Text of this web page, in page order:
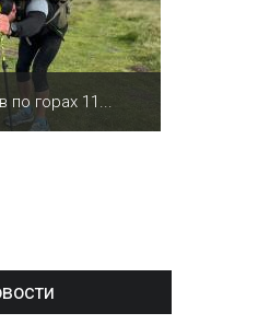
по горах 11...